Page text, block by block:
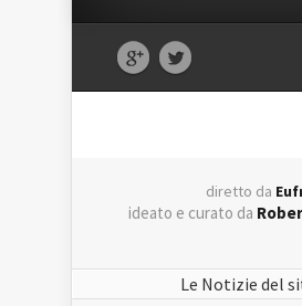
diretto da
ideato e curato da
Le Notizie del